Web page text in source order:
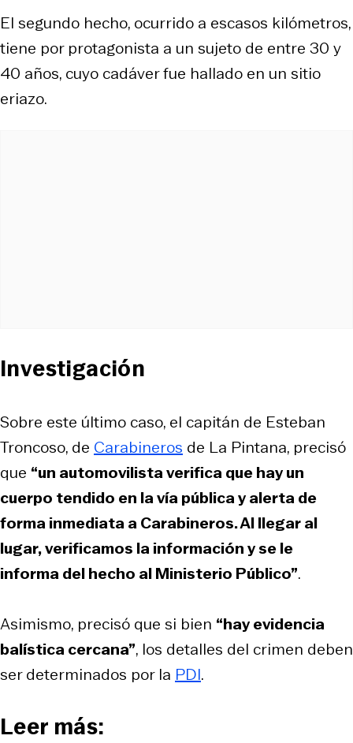
El segundo hecho, ocurrido a escasos kilómetros,
tiene por protagonista a un sujeto de entre 30 y
40 años, cuyo cadáver fue hallado en un sitio
eriazo.
Investigación
Sobre este último caso, el capitán de Esteban
Troncoso, de Carabineros de La Pintana, precisó
que “un automovilista verifica que hay un
cuerpo tendido en la vía pública y alerta de
forma inmediata a Carabineros. Al llegar al
lugar, verificamos la información y se le
informa del hecho al Ministerio Público”.
Asimismo, precisó que si bien “hay evidencia
balística cercana”, los detalles del crimen deben
ser determinados por la PDI.
Leer más: